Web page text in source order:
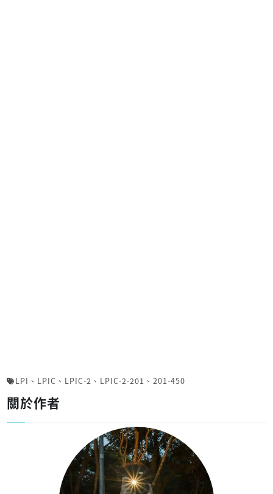
LPI 、 LPIC 、 LPIC-2 、 LPIC-2-201 、 201-450
關於作者